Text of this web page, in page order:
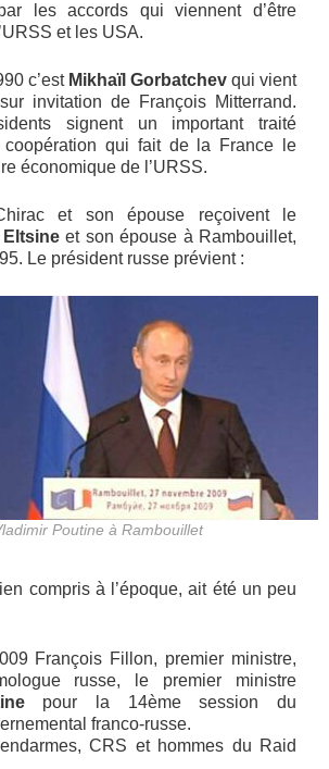
les accords qui viennent d’être
et les USA.
c’est Mikhaïl Gorbatchev qui vient
invitation de François Mitterrand.
signent un important traité
coopération qui fait de la France le
économique de l’URSS.
et son épouse reçoivent le
et son épouse à Rambouillet,
Le président russe prévient :
Poutine à Rambouillet
compris à l’époque, ait été un peu
François Fillon, premier ministre,
russe, le premier ministre
pour la 14ème session du
franco-russe.
CRS et hommes du Raid